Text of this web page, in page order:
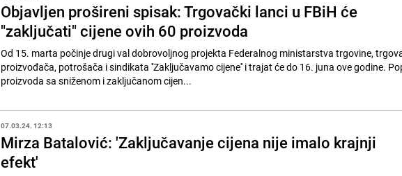
Objavljen prošireni spisak: Trgovački lanci u FBiH će
"zaključati" cijene ovih 60 proizvoda
Od 15. marta počinje drugi val dobrovoljnog projekta Federalnog ministarstva trgovine,
proizvođača, potrošača i sindikata ''Zaključavamo cijene'' i trajat će do 16. juna ove godine.
proizvoda sa sniženom i zaključanom cijen...
07.03.24. 12:13
Mirza Batalović: 'Zaključavanje cijena nije imalo krajnji
efekt'